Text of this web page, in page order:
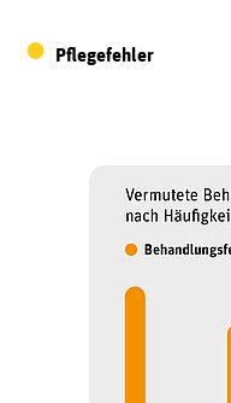
● Pflegefehler